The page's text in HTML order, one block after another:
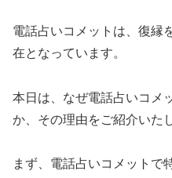
電話占いコメットは、復縁
在となっています。
本日は、なぜ電話占いコメ
か、その理由をご紹介いた
まず、電話占いコメットで